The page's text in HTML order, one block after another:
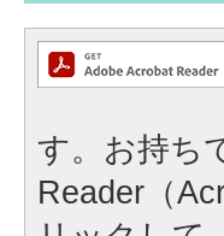
す。お持ち
Reader（